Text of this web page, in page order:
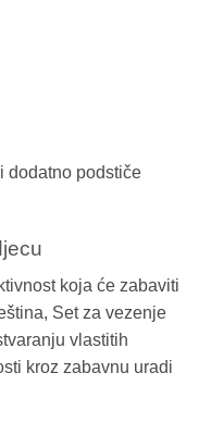
dodatno podstiče
koja će zabaviti
Set za vezenje
vlastitih
kroz zabavnu uradi